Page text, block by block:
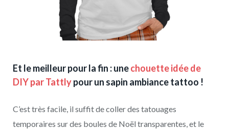
Et le meilleur pour la fin : unechouette idée de
DIY par Tattlypour un sapin ambiance tattoo !
C’est très facile, il suffit de coller des tatouages
temporaires sur des boules de Noël transparentes, et le